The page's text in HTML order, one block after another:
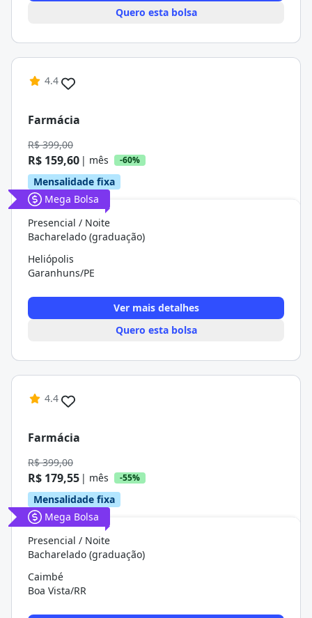
Quero esta bolsa
4.4
Farmácia
R$ 399,00
R$ 159,60 | mês -60%
Mensalidade fixa
Mega Bolsa
Presencial / Noite
Bacharelado (graduação)
Heliópolis
Garanhuns/PE
Ver mais detalhes
Quero esta bolsa
4.4
Farmácia
R$ 399,00
R$ 179,55 | mês -55%
Mensalidade fixa
Mega Bolsa
Presencial / Noite
Bacharelado (graduação)
Caimbé
Boa Vista/RR